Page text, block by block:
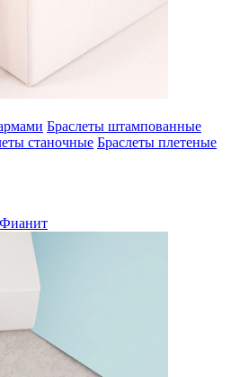
Браслеты штампованные
станочные Браслеты плетеные
Фианит